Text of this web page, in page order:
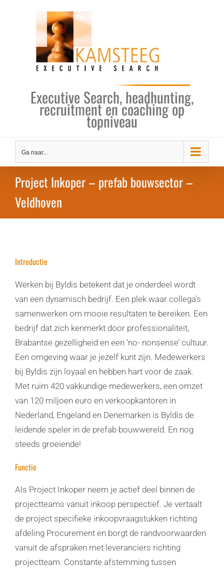
Executive Search, headhunting,
recruitment en coaching op
topniveau
Ga naar...
Project Inkoper – prefab bouwsector –
Veldhoven
Introductie
Werken bij Byldis betekent dat je onderdeel wordt
van een dynamisch bedrijf. Een plek waar collega’s
samenwerken om mooie resultaten te bereiken. Een
bedrijf dat zich kenmerkt door professionaliteit,
Brabantse gezelligheid en een ‘no- nonsense’ cultuur.
Een omgeving waar je jezelf kunt zijn. Medewerkers
bij Byldis zijn loyaal en hebben hart voor de zaak.
Met ruim 420 vakkundige medewerkers, een omzet
van 120 miljoen euro en verkoopkantoren in
Nederland, Engeland en Denemarken is Byldis de
leidende speler in de prefab bouwwereld. En nog
steeds groeiende!
Functie
Als Project Inkoper neem je actief deel binnen de
projectteams vanuit inkoop perspectief. Je vertaalt
de project specifieke inkoopvraagstukken richting
afdeling Procurement en borgt de randvoorwaarden
vanuit de afspraken met leveranciers richting
projectteam. Constante afstemming tussen